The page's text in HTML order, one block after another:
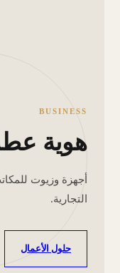
BUSINESS
هوية
أجهزة وزيوت
التجارية.
حلول الأعمال